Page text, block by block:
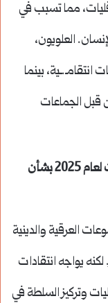
مما تسبب في
العلويون،
بينما
الجماعات
ما هي الأحكام الرئيسية للدستور المؤقت لعام 2025 بشأن
العرقية والدينية
يواجه انتقادات
وتركيز السلطة في